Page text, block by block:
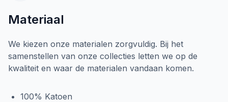
Materiaal
We kiezen onze materialen zorgvuldig. Bij het
samenstellen van onze collecties letten we op de
kwaliteit en waar de materialen vandaan komen.
100% Katoen